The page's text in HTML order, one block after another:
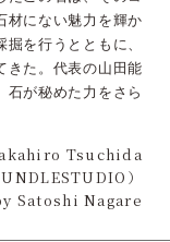
材にない魅力を輝か
を行うとともに、
きた。代表の山田能
石が秘めた力をさら
Tsuchida
）
Satoshi Nagare